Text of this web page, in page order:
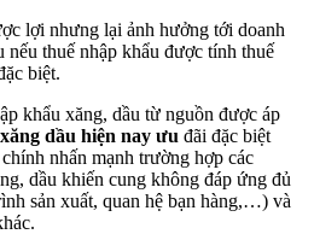
lợi nhưng lại ảnh hưởng tới doanh
nếu thuế nhập khẩu được tính thuế
biệt.
khẩu xăng, dầu từ nguồn được áp
dầu hiện nay ưu đãi đặc biệt
nhấn mạnh trường hợp các
dầu khiến cung không đáp ứng đủ
sản xuất, quan hệ bạn hàng,…) và